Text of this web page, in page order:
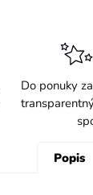
Do ponuky
Popis